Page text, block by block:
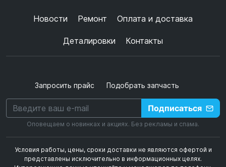
Новости Ремонт Оплата и доставка
Деталировки Контакты
Запросить прайс Подобрать запчасть
Подписаться
Оповещаем о новинках и акциях. Без рекламы и спама.
Условия работы, цены, сроки доставки не являются офертой и
представлены исключительно в информационных целях.